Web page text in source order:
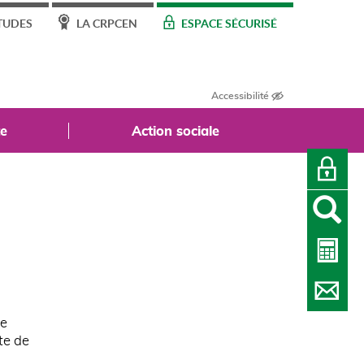
LA CRPCEN ESPACE SÉCURISÉ
Accessibilité
Action sociale
de